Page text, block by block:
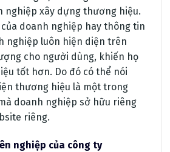
nghiệp xây dựng thương hiệu.
doanh nghiệp hay thông tin
nghiệp luôn hiện diện trên
cho người dùng, khiến họ
tốt hơn. Do đó có thể nói
thương hiệu là một trong
doanh nghiệp sở hữu riêng
riêng.
nghiệp của công ty